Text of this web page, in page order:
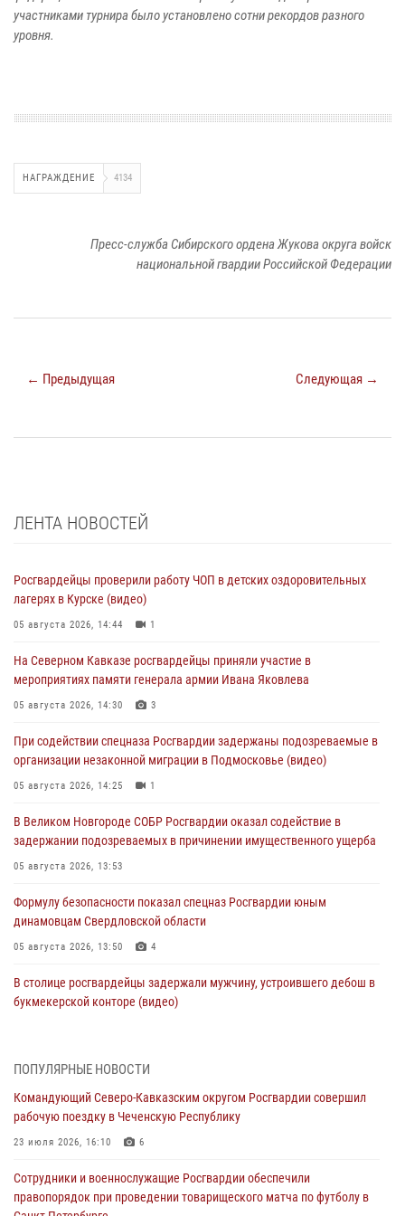
участниками турнира было установлено сотни рекордов разного
уровня.
НАГРАЖДЕНИЕ 4134
Пресс-служба Сибирского ордена Жукова округа войск
национальной гвардии Российской Федерации
← Предыдущая Следующая →
ЛЕНТА НОВОСТЕЙ
Росгвардейцы проверили работу ЧОП в детских оздоровительных
лагерях в Курске (видео)
05 августа 2026, 14:44 1
На Северном Кавказе росгвардейцы приняли участие в
мероприятиях памяти генерала армии Ивана Яковлева
05 августа 2026, 14:30 3
При содействии спецназа Росгвардии задержаны подозреваемые в
организации незаконной миграции в Подмосковье (видео)
05 августа 2026, 14:25 1
В Великом Новгороде СОБР Росгвардии оказал содействие в
задержании подозреваемых в причинении имущественного ущерба
05 августа 2026, 13:53
Формулу безопасности показал спецназ Росгвардии юным
динамовцам Свердловской области
05 августа 2026, 13:50 4
В столице росгвардейцы задержали мужчину, устроившего дебош в
букмекерской конторе (видео)
В Удмуртии при силовой поддержке спецназа Росгвардии
оздоровительных услуг (видео)
05 августа 2026, 13:20
посетили мастер-класс по художественной гимнастике
05 августа 2026, 13:00 3
ПОПУЛЯРНЫЕ НОВОСТИ
Командующий Северо-Кавказским округом Росгвардии совершил
рабочую поездку в Чеченскую Республику
23 июля 2026, 16:10 6
Сотрудники и военнослужащие Росгвардии обеспечили
правопорядок при проведении товарищеского матча по футболу в